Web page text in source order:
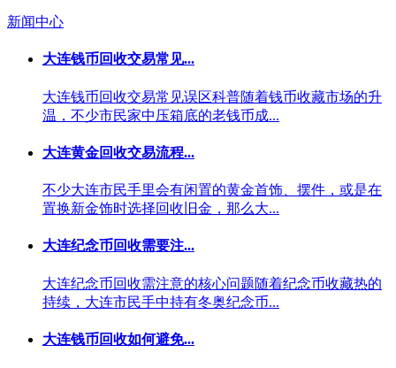
新闻中心
大连钱币回收交易常见...
大连钱币回收交易常见误区科普随着钱币收藏市场的升
温，不少市民家中压箱底的老钱币成...
大连黄金回收交易流程...
不少大连市民手里会有闲置的黄金首饰、摆件，或是在
置换新金饰时选择回收旧金，那么大...
大连纪念币回收需要注...
大连纪念币回收需注意的核心问题随着纪念币收藏热的
持续，大连市民手中持有冬奥纪念币...
大连钱币回收如何避免...